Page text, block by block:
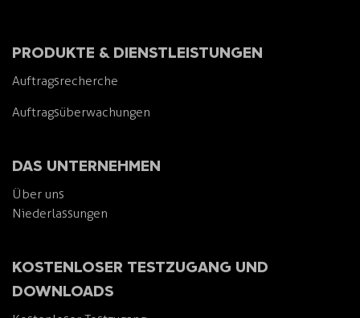
PRODUKTE & DIENSTLEISTUNGEN
Auftragsrecherche
Auftragsüberwachungen
DAS UNTERNEHMEN
Über uns
Niederlassungen
KOSTENLOSER TESTZUGANG UND
DOWNLOADS